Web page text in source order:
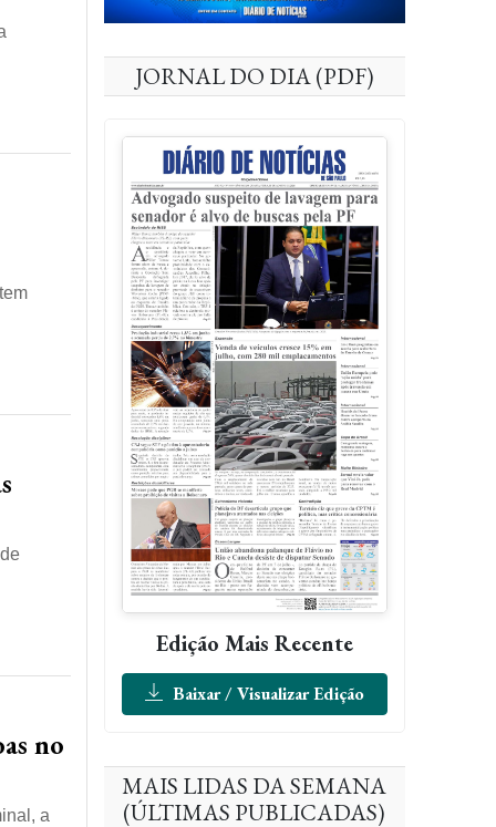
no
a
JORNAL DO DIA (PDF)
Edição Mais Recente
Baixar / Visualizar Edição
MAIS LIDAS DA SEMANA
(ÚLTIMAS PUBLICADAS)